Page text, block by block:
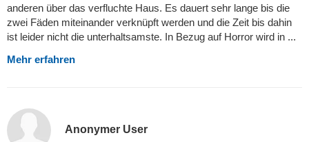
anderen über das verfluchte Haus. Es dauert sehr lange bis die
zwei Fäden miteinander verknüpft werden und die Zeit bis dahin
ist leider nicht die unterhaltsamste. In Bezug auf Horror wird in ...
Mehr erfahren
Anonymer User